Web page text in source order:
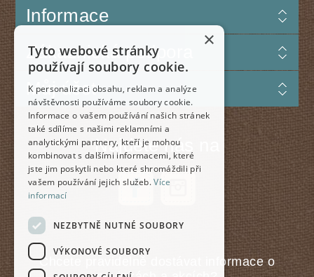
Informace
Zákaznická podpora
Můj účet
Najdete nás na
Chcete pravidelně dostávat informace o
×
Tyto webové stránky
používají soubory cookie.
K personalizaci obsahu, reklam a analýze
návštěvnosti používáme soubory cookie.
Informace o vašem používání našich stránek
také sdílíme s našimi reklamními a
analytickými partnery, kteří je mohou
kombinovat s dalšími informacemi, které
jste jim poskytli nebo které shromáždili při
vašem používání jejich služeb.Více
informací
NEZBYTNĚ NUTNÉ SOUBORY
VÝKONOVÉ SOUBORY